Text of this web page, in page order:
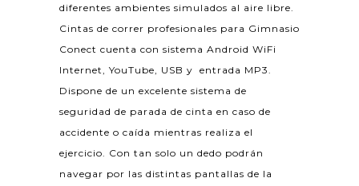
diferentes ambientes simulados al aire libre.
Cintas de correr profesionales para Gimnasio
Conect cuenta con sistema Android WiFi
Internet, YouTube, USB y entrada MP3.
Dispone de un excelente sistema de
seguridad de parada de cinta en caso de
accidente o caída mientras realiza el
ejercicio. Con tan solo un dedo podrán
navegar por las distintas pantallas de la